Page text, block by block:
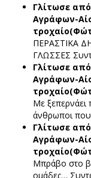
Γλίτωσε
Αγράφων-
ΠΕΡΑΣΤΙΚΑ
ΓΛΩΣΣΕΣ
Γλίτωσε
Αγράφων-
Με ξεπερνάει
άνθρωποι
Γλίτωσε
Αγράφων-
Μπράβο στο
ομάδες…